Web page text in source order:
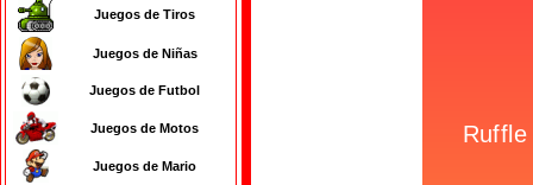
Juegos de Tiros
Juegos de Niñas
Juegos de Futbol
Juegos de Motos
Juegos de Mario